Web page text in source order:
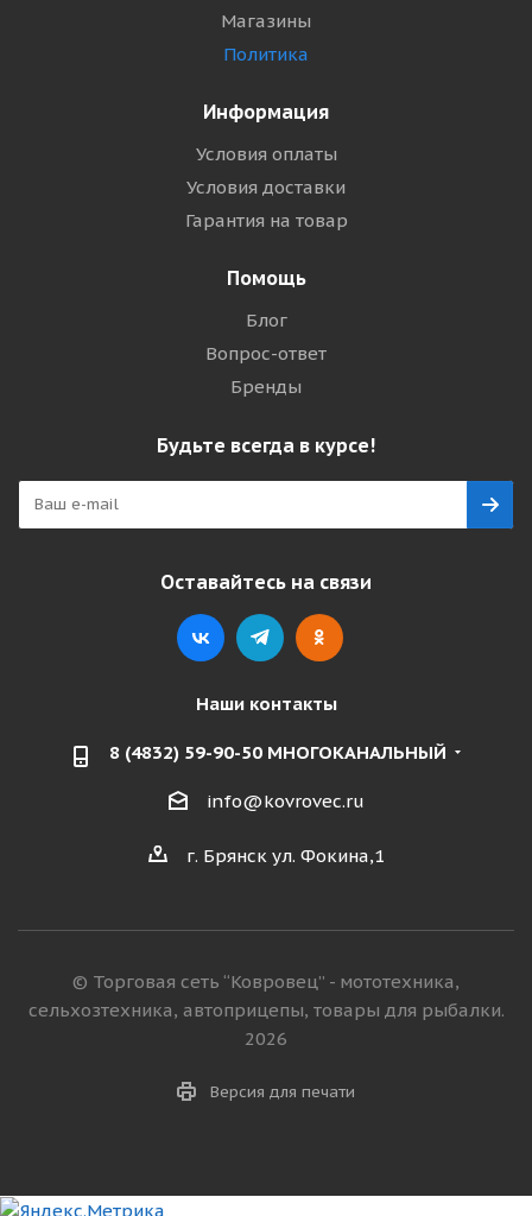
Магазины
Политика
Информация
Условия оплаты
Условия доставки
Гарантия на товар
Помощь
Блог
Вопрос-ответ
Бренды
Будьте всегда в курсе!
Оставайтесь на связи
Наши контакты
8 (4832) 59-90-50 МНОГОКАНАЛЬНЫЙ
info@kovrovec.ru
г. Брянск ул. Фокина,1
© Торговая сеть “Ковровец” - мототехника,
сельхозтехника, автоприцепы, товары для рыбалки.
2026
Версия для печати